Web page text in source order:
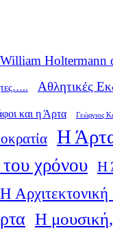
Holtermann
Αθλητικές
και η Άρτα Γεώργιος
Η
χρόνου Η
Η
Η μουσική,